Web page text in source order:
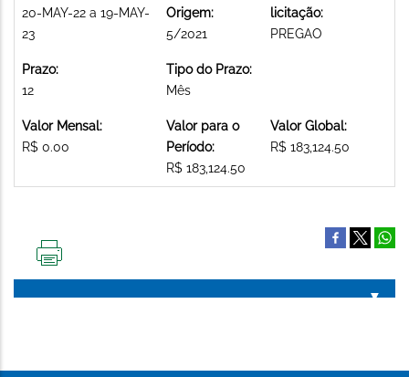
20-MAY-22 a 19-MAY-
23
Origem:
5/2021
licitação:
PREGAO
Prazo:
12
Tipo do Prazo:
Mês
Valor Mensal:
R$ 0.00
Valor para o
Período:
R$ 183,124.50
Valor Global:
R$ 183,124.50
PÁGINA